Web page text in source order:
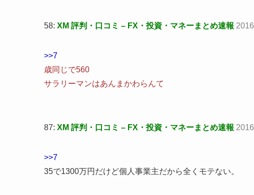
58: XM 評判・口コミ – FX・投資・マネーまとめ速報
>>7
歳同じで560
サラリーマンはあんまかわらんて
87: XM 評判・口コミ – FX・投資・マネーまとめ速報
>>7
35で1300万円だけど個人事業主だから全くモテない。